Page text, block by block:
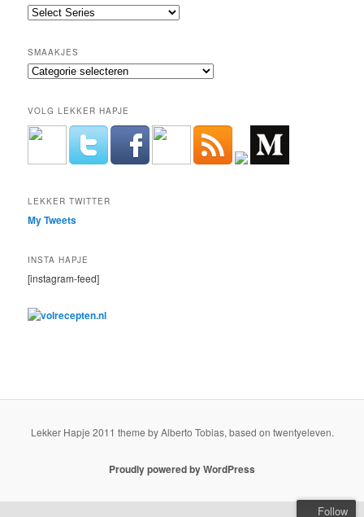
SMAAKJES
Smaakjes
VOLG LEKKER HAPJE
LEKKER TWITTER
My Tweets
INSTA HAPJE
[instagram-feed]
Lekker Hapje 2011 theme by Alberto Tobias, based on twentyeleven.
Proudly powered by WordPress
Follow